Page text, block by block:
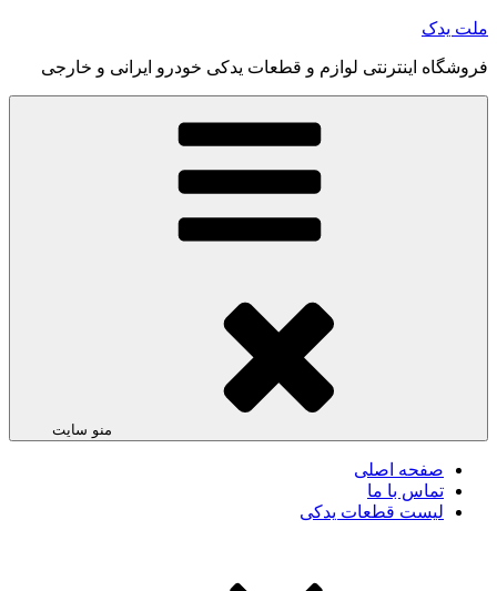
رفتن
محتوا
ملت یدک
فروشگاه اینترنتی لوازم و قطعات یدکی خودرو ایرانی و خارجی
منو سایت
صفحه اصلی
تماس با ما
لیست قطعات یدکی